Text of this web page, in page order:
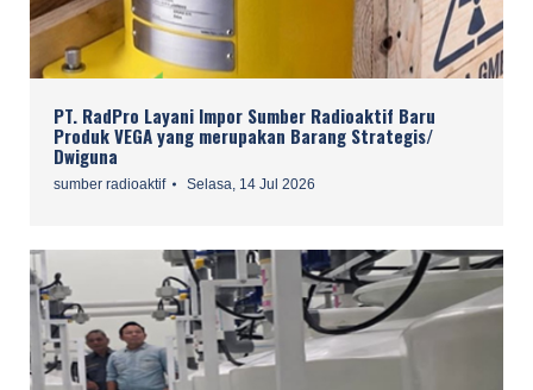
PT. RadPro Layani Impor Sumber Radioaktif Baru
Produk VEGA yang merupakan Barang Strategis/
Dwiguna
sumber radioaktif Selasa, 14 Jul 2026